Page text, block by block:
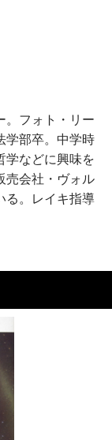
。フォト・リー
学部卒。中学時
学などに興味を
売会社・ヴォル
る。レイキ指導